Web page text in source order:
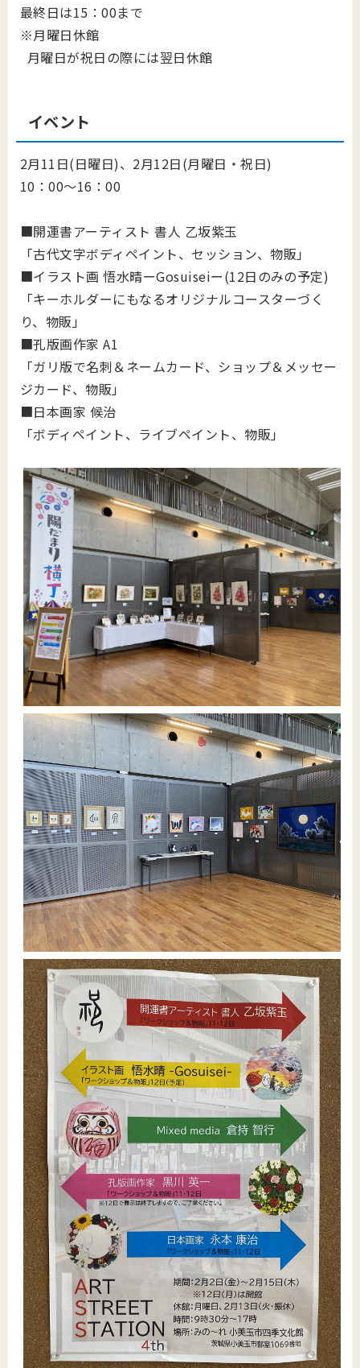
最終日は15：00まで
※月曜日休館
月曜日が祝日の際には翌日休館
イベント
2月11日(日曜日)、2月12日(月曜日・祝日)
10：00～16：00
■開運書アーティスト 書人 乙坂紫玉
「古代文字ボディペイント、セッション、物販」
■イラスト画 悟水晴ーGosuiseiー(12日のみの予定)
「キーホルダーにもなるオリジナルコースターづく
り、物販」
■孔版画作家 A1
「ガリ版で名刺＆ネームカード、ショップ＆メッセー
ジカード、物販」
■日本画家 候治
「ボディペイント、ライブペイント、物販」